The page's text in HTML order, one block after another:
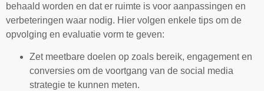
behaald worden en dat er ruimte is voor aanpassingen en
verbeteringen waar nodig. Hier volgen enkele tips om de
opvolging en evaluatie vorm te geven:
Zet meetbare doelen op zoals bereik, engagement en
conversies om de voortgang van de social media
strategie te kunnen meten.